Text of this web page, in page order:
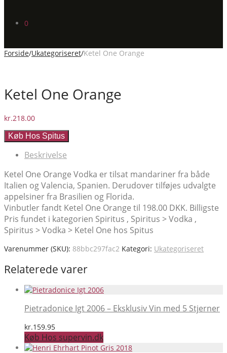
0
Forside/Ukategoriseret/Ketel One Orange
Ketel One Orange
kr.218.00
Køb Hos Spitus
Beskrivelse
Ketel One Orange Vodka er tilsat mandariner fra både
Italien og Valencia, Spanien. Derudover tilføjes udvalgte
appelsiner fra Brasilien og Florida.
Vinbutler fandt Ketel One Orange til 198.00 DKK. Billigste
Pris fundet i kategorien Spiritus , Spiritus > Vodka ,
Spiritus > Vodka > Ketel One hos Spitus
Varenummer (SKU): 88bbc297fac2 Kategori: Ukategoriseret
Relaterede varer
Pietradonice Igt 2006 – Eksklusiv Vin med 5 Stjerner
kr.159.95
Køb Hos supervin.dk